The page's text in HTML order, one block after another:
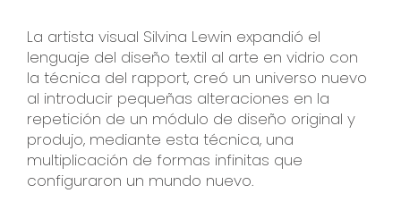
La artista visual Silvina Lewin expandió el
lenguaje del diseño textil al arte en vidrio con
la técnica del rapport, creó un universo nuevo
al introducir pequeñas alteraciones en la
repetición de un módulo de diseño original y
produjo, mediante esta técnica, una
multiplicación de formas infinitas que
configuraron un mundo nuevo.